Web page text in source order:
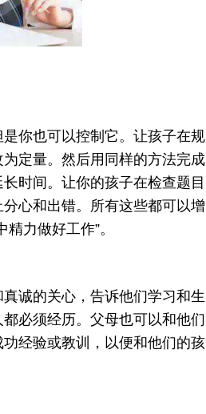
你也可以控制它。让孩子在规
定量。然后用同样的方法完成
时间。让你的孩子在检查题目
心和出错。所有这些都可以增
力做好工作”。
诚的关心，告诉他们学习和生
必须经历。父母也可以和他们
经验或教训，以便和他们的孩